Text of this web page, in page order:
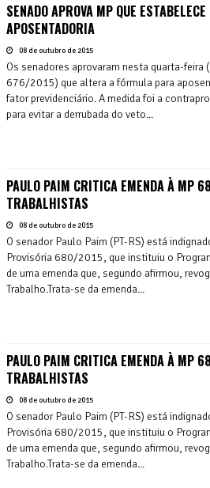
SENADO APROVA MP QUE
APOSENTADORIA
08 de outubro de 2015
Os senadores aprovaram nesta quarta-feira
676/2015) que altera a fórmula para
fator previdenciário. A medida foi a
para evitar a derrubada do veto...
PAULO PAIM CRITICA EMENDA À MP
TRABALHISTAS
08 de outubro de 2015
O senador Paulo Paim (PT-RS) está
Provisória 680/2015, que instituiu o
de uma emenda que, segundo afirmou,
Trabalho.Trata-se da emenda...
PAULO PAIM CRITICA EMENDA À MP
TRABALHISTAS
08 de outubro de 2015
O senador Paulo Paim (PT-RS) está
Provisória 680/2015, que instituiu o
de uma emenda que, segundo afirmou,
Trabalho.Trata-se da emenda...